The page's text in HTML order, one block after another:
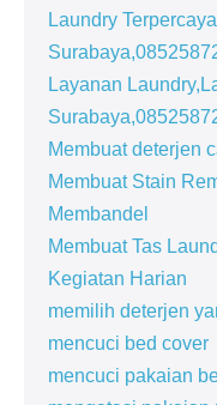
Laundry
Layanan
Membuat deterjen
Membuat Stain
Membandel
Membuat Tas
Kegiatan Harian
memilih deterjen
mencuci bed cover
mencuci pakaian